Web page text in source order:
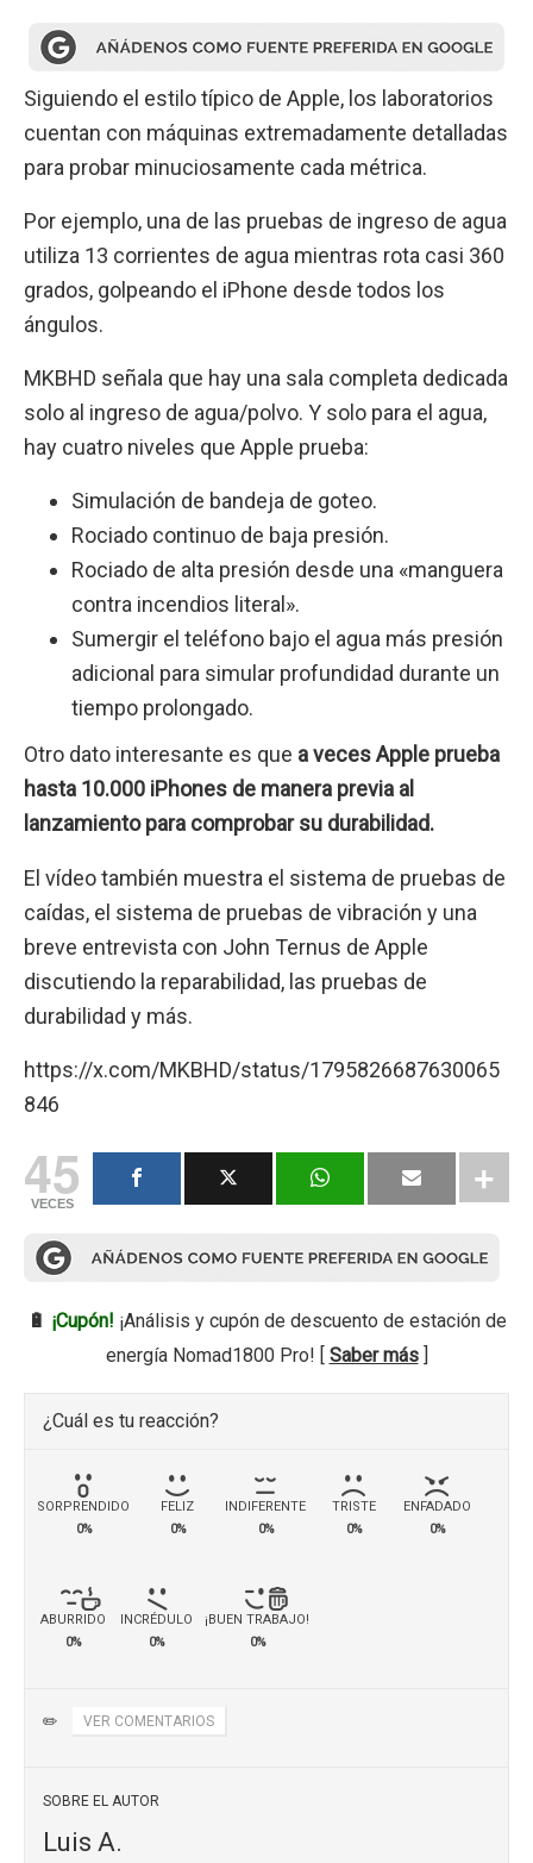
Siguiendo el estilo típico de Apple, los laboratorios
cuentan con máquinas extremadamente detalladas
para probar minuciosamente cada métrica.
Por ejemplo, una de las pruebas de ingreso de agua
utiliza 13 corrientes de agua mientras rota casi 360
grados, golpeando el iPhone desde todos los
ángulos.
MKBHD señala que hay una sala completa dedicada
solo al ingreso de agua/polvo. Y solo para el agua,
hay cuatro niveles que Apple prueba:
Simulación de bandeja de goteo.
Rociado continuo de baja presión.
Rociado de alta presión desde una «manguera
contra incendios literal».
Sumergir el teléfono bajo el agua más presión
adicional para simular profundidad durante un
tiempo prolongado.
Otro dato interesante es que a veces Apple prueba
hasta 10.000 iPhones de manera previa al
lanzamiento para comprobar su durabilidad.
El vídeo también muestra el sistema de pruebas de
caídas, el sistema de pruebas de vibración y una
breve entrevista con John Ternus de Apple
discutiendo la reparabilidad, las pruebas de
durabilidad y más.
https://x.com/MKBHD/status/1795826687630065
846
45
VECES
🔋 ¡Cupón! ¡Análisis y cupón de descuento de estación de
energía Nomad1800 Pro! [ Saber más]
¿Cuál es tu reacción?
SORPRENDIDO
0%
FELIZ
0%
INDIFERENTE
0%
TRISTE
0%
ENFADADO
0%
ABURRIDO
0%
INCRÉDULO
0%
¡BUEN TRABAJO!
0%
✏️ VER COMENTARIOS
SOBRE EL AUTOR
Luis A.